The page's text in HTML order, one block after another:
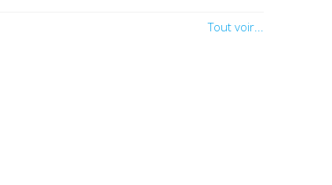
Tout voir...